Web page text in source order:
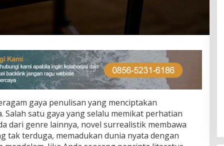
gaya penulisan yang menciptakan
Salah satu gaya yang selalu memikat perhatian
dari genre lainnya, novel surrealistik membawa
tak terduga, memadukan dunia nyata dengan